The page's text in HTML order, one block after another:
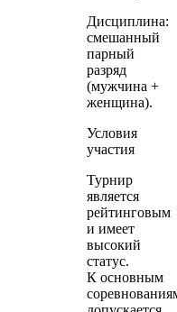
Дисциплина:
смешанный
парный
разряд
(мужчина +
женщина).
Условия
участия
Турнир
является
рейтинговым
и имеет
высокий
статус.
К основным